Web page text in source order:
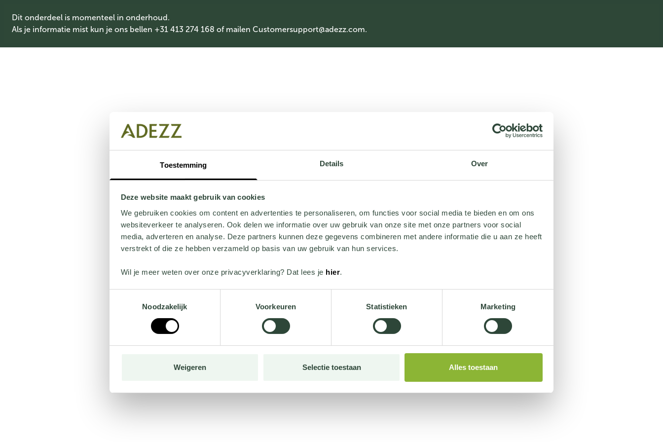
Toestemming Details Over
Deze website maakt gebruik van cookies
We gebruiken cookies om content en advertenties te personaliseren, om functies voor social media te bieden en om ons
websiteverkeer te analyseren. Ook delen we informatie over uw gebruik van onze site met onze partners voor social
media, adverteren en analyse. Deze partners kunnen deze gegevens combineren met andere informatie die u aan ze heeft
verstrekt of die ze hebben verzameld op basis van uw gebruik van hun services.
Wil je meer weten over onze privacyverklaring? Dat lees je hier.
Noodzakelijk
Voorkeuren Statistieken Marketing
Weigeren Selectie toestaan Alles toestaan
Dit onderdeel is momenteel in onderhoud.
Als je informatie mist kun je ons bellen +31 413 274 168 of mailen Customersupport@adezz.com.